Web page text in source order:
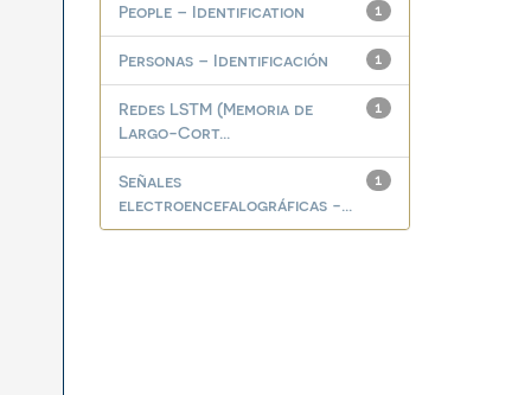
1
People – Identification
1
Personas – Identificación
1
Redes LSTM (Memoria de
Largo-Cort...
1
Señales
electroencefalográficas -...